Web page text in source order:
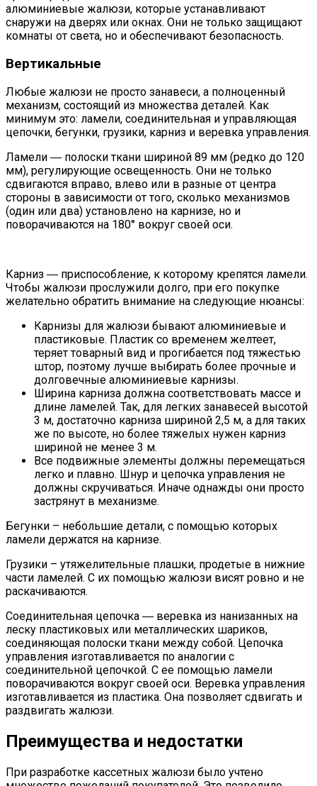
алюминиевые жалюзи, которые устанавливают
снаружи на дверях или окнах. Они не только защищают
комнаты от света, но и обеспечивают безопасность.
Вертикальные
Любые жалюзи не просто занавеси, а полноценный
механизм, состоящий из множества деталей. Как
минимум это: ламели, соединительная и управляющая
цепочки, бегунки, грузики, карниз и веревка управления.
Ламели ― полоски ткани шириной 89 мм (редко до 120
мм), регулирующие освещенность. Они не только
сдвигаются вправо, влево или в разные от центра
стороны в зависимости от того, сколько механизмов
(один или два) установлено на карнизе, но и
поворачиваются на 180° вокруг своей оси.
Карниз ― приспособление, к которому крепятся ламели.
Чтобы жалюзи прослужили долго, при его покупке
желательно обратить внимание на следующие нюансы:
Карнизы для жалюзи бывают алюминиевые и
пластиковые. Пластик со временем желтеет,
теряет товарный вид и прогибается под тяжестью
штор, поэтому лучше выбирать более прочные и
долговечные алюминиевые карнизы.
Ширина карниза должна соответствовать массе и
длине ламелей. Так, для легких занавесей высотой
3 м, достаточно карниза шириной 2,5 м, а для таких
же по высоте, но более тяжелых нужен карниз
шириной не менее 3 м.
Все подвижные элементы должны перемещаться
легко и плавно. Шнур и цепочка управления не
должны скручиваться. Иначе однажды они просто
застрянут в механизме.
Бегунки – небольшие детали, с помощью которых
ламели держатся на карнизе.
Грузики – утяжелительные плашки, продетые в нижние
части ламелей. С их помощью жалюзи висят ровно и не
раскачиваются.
Соединительная цепочка ― веревка из нанизанных на
леску пластиковых или металлических шариков,
соединяющая полоски ткани между собой. Цепочка
управления изготавливается по аналогии с
соединительной цепочкой. С ее помощью ламели
поворачиваются вокруг своей оси. Веревка управления
изготавливается из пластика. Она позволяет сдвигать и
раздвигать жалюзи.
Преимущества и недостатки
При разработке кассетных жалюзи было учтено